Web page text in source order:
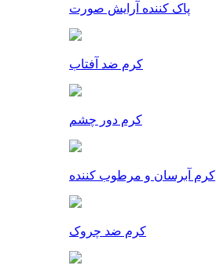
پاک کننده آرایش صورت
کرم ضد آفتاب
کرم دور چشم
کرم آبرسان و مرطوب کننده
کرم ضد چروک